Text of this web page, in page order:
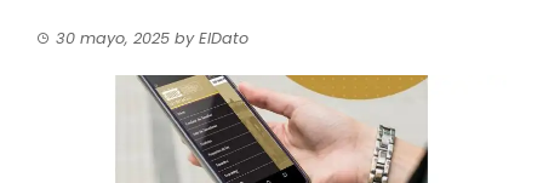
30 mayo, 2025 byElDato